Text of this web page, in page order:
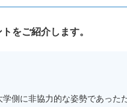
をご紹介します。
側に非協力的な姿勢であった